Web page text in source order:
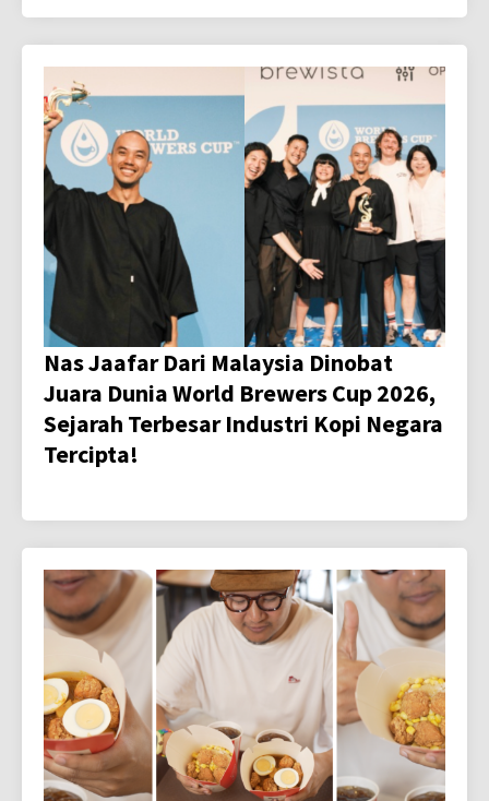
Nas Jaafar Dari Malaysia Dinobat
Juara Dunia World Brewers Cup 2026,
Sejarah Terbesar Industri Kopi Negara
Tercipta!